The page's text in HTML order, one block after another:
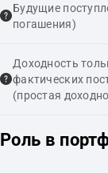
Будущие
погашения)
Доходность
фактических
(простая
Роль в